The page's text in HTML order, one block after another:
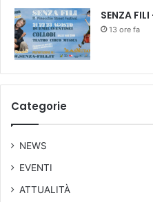
a
7
g
n
o
d
a
a
SENZA
13 ore fa
Categorie
NEWS
EVENTI
ATTUALITÀ